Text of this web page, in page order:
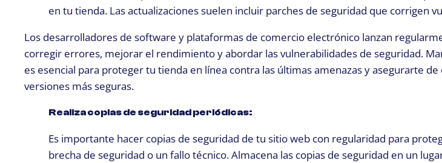
en tu tienda. Las actualizaciones suelen incluir parches de seguridad que corrigen
Los desarrolladores de software y plataformas de comercio electrónico lanzan
corregir errores, mejorar el rendimiento y abordar las vulnerabilidades de seguridad.
es esencial para proteger tu tienda en línea contra las últimas amenazas y asegurarte
versiones más seguras.
Realiza copias de seguridad periódicas:
Es importante hacer copias de seguridad de tu sitio web con regularidad para
brecha de seguridad o un fallo técnico. Almacena las copias de seguridad en un